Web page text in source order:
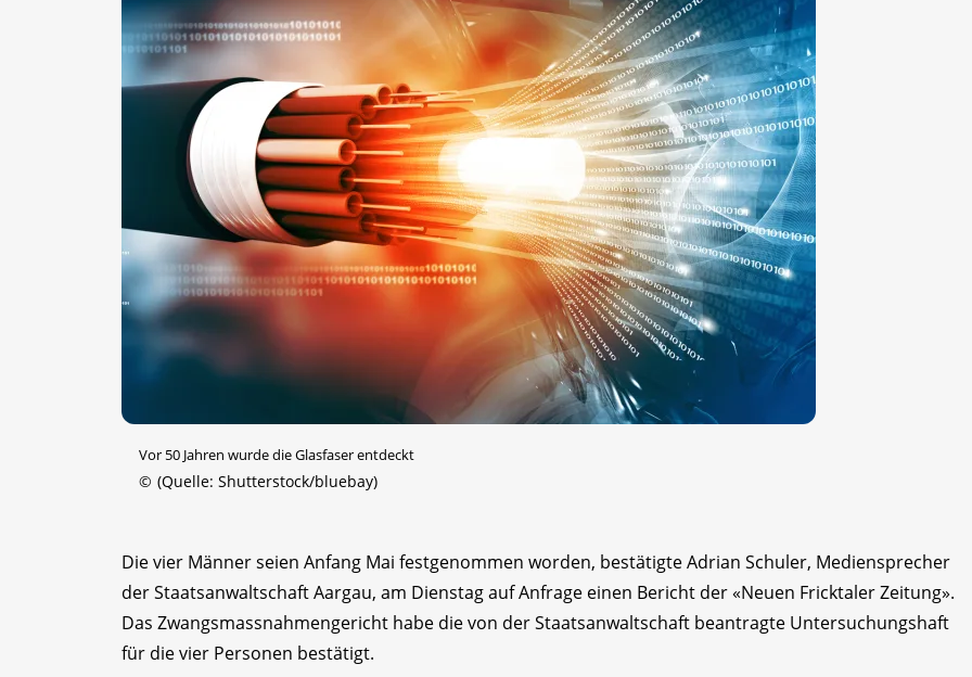
Vor 50 Jahren wurde die Glasfaser entdeckt
© (Quelle: Shutterstock/bluebay)
Die vier Männer seien Anfang Mai festgenommen worden, bestätigte Adrian Schuler, Mediensprecher
der Staatsanwaltschaft Aargau, am Dienstag auf Anfrage einen Bericht der «Neuen Fricktaler Zeitung».
Das Zwangsmassnahmengericht habe die von der Staatsanwaltschaft beantragte Untersuchungshaft
für die vier Personen bestätigt.